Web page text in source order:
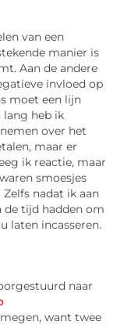
van een
manier is
Aan de andere
invloed op
moet een lijn
lang heb ik
over het
maar er
ik reactie, maar
smoesjes
nadat ik aan
de tijd hadden om
laten incasseren.
naar
want twee